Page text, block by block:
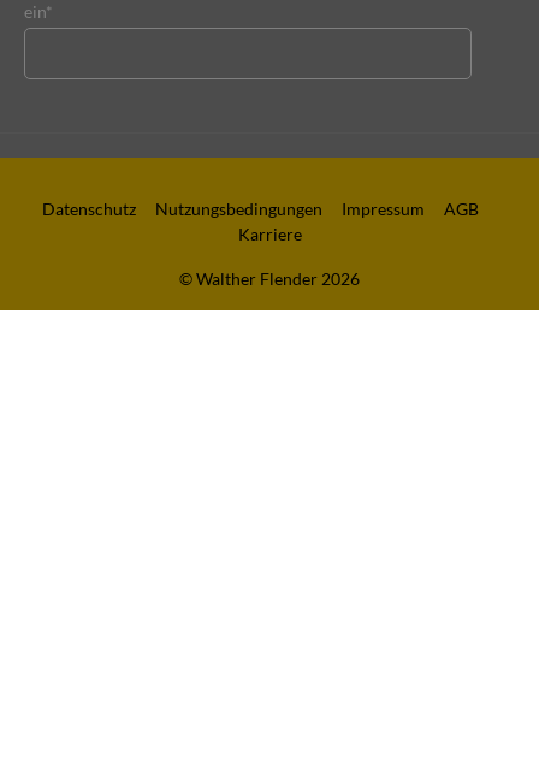
ein*
© Walther Flender 2026
Datenschutz Nutzungsbedingungen Impressum
AGB
Karriere